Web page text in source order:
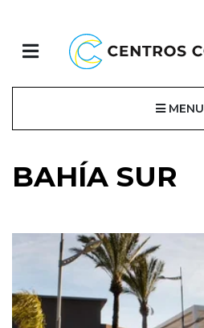
MENU
BAHÍA SUR